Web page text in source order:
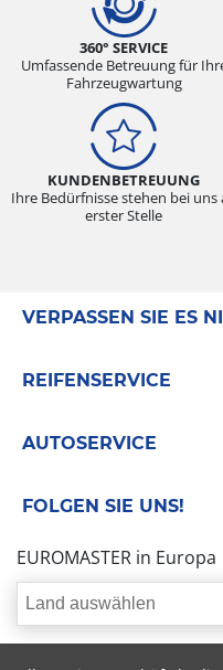
360° SERVICE
Umfassende Betreuung für
Fahrzeugwartung
KUNDENBETREUUNG
Ihre Bedürfnisse stehen bei uns
erster Stelle
VERPASSEN SIE ES
REIFENSERVICE
AUTOSERVICE
FOLGEN SIE UNS!
EUROMASTER in Europa
Land auswählen